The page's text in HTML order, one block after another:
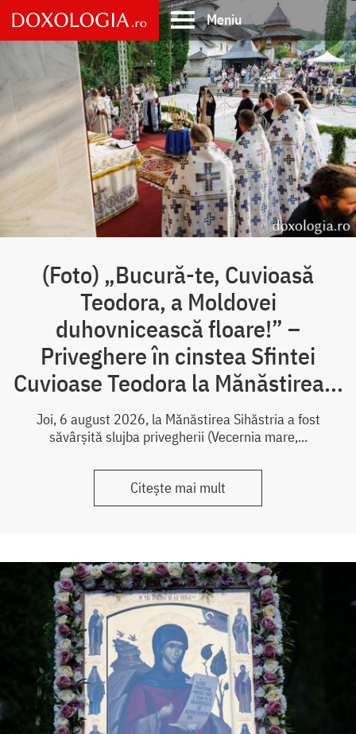
Skip
to
main
Meniu
navigation
(Foto) „Bucură-te, Cuvioasă
Teodora, a Moldovei
duhovnicească floare!” –
Priveghere în cinstea Sfintei
Cuvioase Teodora la Mănăstirea...
Joi, 6 august 2026, la Mănăstirea Sihăstria a fost
săvârșită slujba privegherii (Vecernia mare,...
Citește mai mult